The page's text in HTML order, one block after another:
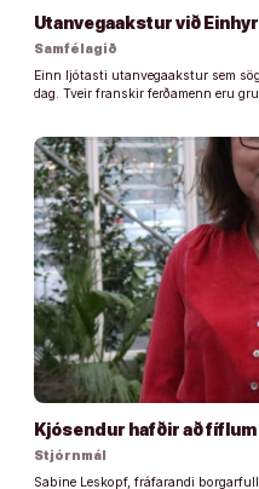
Utanvegaakstur við
Samfélagið
Einn ljótasti utanvegaakstur sem
dag. Tveir franskir ferðamenn eru
Kjósendur hafðir að fíflum
Stjórnmál
Sabine Leskopf, fráfarandi